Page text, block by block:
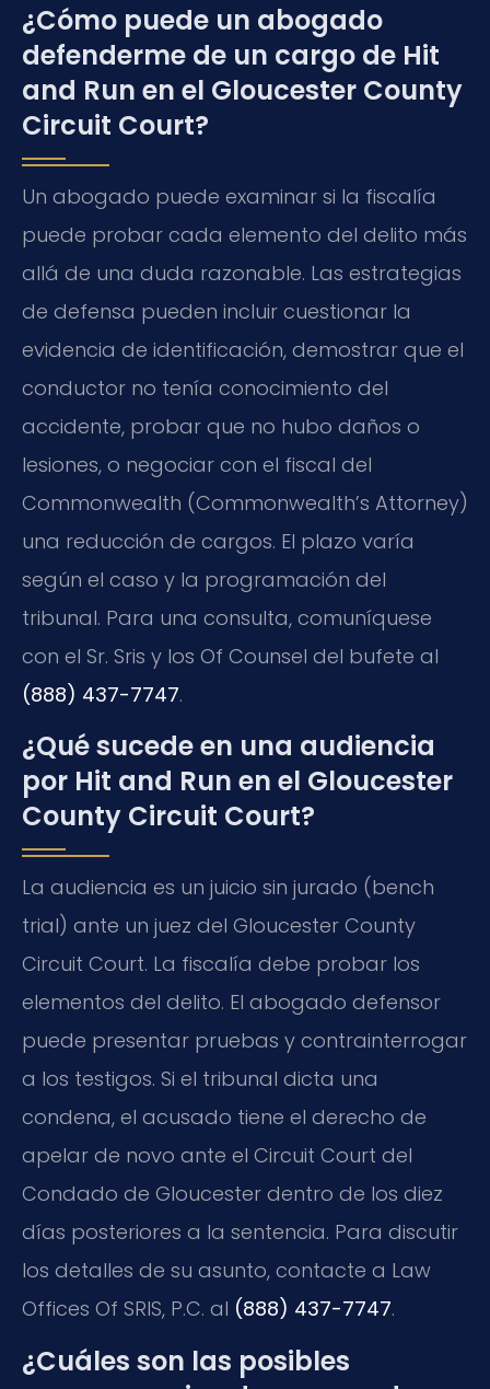
¿Cómo puede un abogado
defenderme de un cargo de Hit
and Run en el Gloucester County
Circuit Court?
Un abogado puede examinar si la fiscalía
puede probar cada elemento del delito más
allá de una duda razonable. Las estrategias
de defensa pueden incluir cuestionar la
evidencia de identificación, demostrar que el
conductor no tenía conocimiento del
accidente, probar que no hubo daños o
lesiones, o negociar con el fiscal del
Commonwealth (Commonwealth’s Attorney)
una reducción de cargos. El plazo varía
según el caso y la programación del
tribunal. Para una consulta, comuníquese
con el Sr. Sris y los Of Counsel del bufete al
(888) 437-7747.
¿Qué sucede en una audiencia
por Hit and Run en el Gloucester
County Circuit Court?
La audiencia es un juicio sin jurado (bench
trial) ante un juez del Gloucester County
Circuit Court. La fiscalía debe probar los
elementos del delito. El abogado defensor
puede presentar pruebas y contrainterrogar
a los testigos. Si el tribunal dicta una
condena, el acusado tiene el derecho de
apelar de novo ante el Circuit Court del
Condado de Gloucester dentro de los diez
días posteriores a la sentencia. Para discutir
los detalles de su asunto, contacte a Law
Offices Of SRIS, P.C. al (888) 437-7747.
¿Cuáles son las posibles